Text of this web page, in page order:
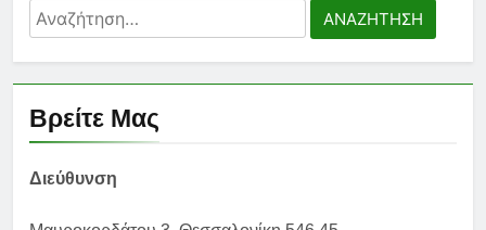
Αναζήτηση
για:
Βρείτε Μας
Διεύθυνση